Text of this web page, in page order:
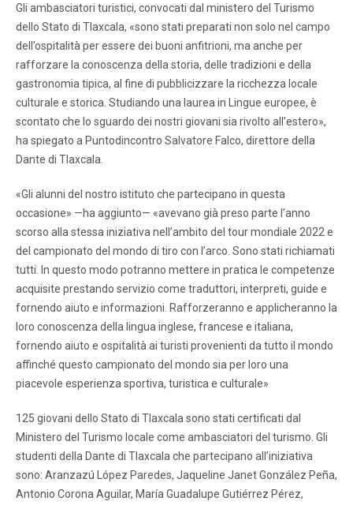
Gli ambasciatori turistici, convocati dal ministero del Turismo
dello Stato di Tlaxcala, «sono stati preparati non solo nel campo
dell’ospitalità per essere dei buoni anfitrioni, ma anche per
rafforzare la conoscenza della storia, delle tradizioni e della
gastronomia tipica, al fine di pubblicizzare la ricchezza locale
culturale e storica. Studiando una laurea in Lingue europee, è
scontato che lo sguardo dei nostri giovani sia rivolto all’estero»,
ha spiegato a Puntodincontro Salvatore Falco, direttore della
Dante di Tlaxcala.
«Gli alunni del nostro istituto che partecipano in questa
occasione» —ha aggiunto— «avevano già preso parte l’anno
scorso alla stessa iniziativa nell’ambito del tour mondiale 2022 e
del campionato del mondo di tiro con l’arco. Sono stati richiamati
tutti. In questo modo potranno mettere in pratica le competenze
acquisite prestando servizio come traduttori, interpreti, guide e
fornendo aiuto e informazioni. Rafforzeranno e applicheranno la
loro conoscenza della lingua inglese, francese e italiana,
fornendo aiuto e ospitalità ai turisti provenienti da tutto il mondo
affinché questo campionato del mondo sia per loro una
piacevole esperienza sportiva, turistica e culturale»
125 giovani dello Stato di Tlaxcala sono stati certificati dal
Ministero del Turismo locale come ambasciatori del turismo. Gli
studenti della Dante di Tlaxcala che partecipano all’iniziativa
sono: Aranzazú López Paredes, Jaqueline Janet González Peña,
Antonio Corona Aguilar, María Guadalupe Gutiérrez Pérez,